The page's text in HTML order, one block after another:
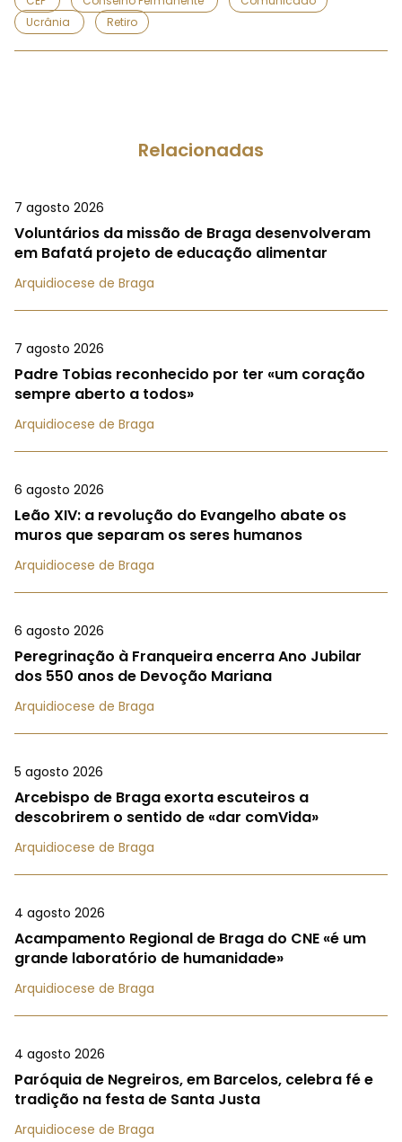
Ucrânia
Retiro
Relacionadas
7 agosto 2026
Voluntários da missão de Braga desenvolveram
em Bafatá projeto de educação alimentar
Arquidiocese de Braga
7 agosto 2026
Padre Tobias reconhecido por ter «um coração
sempre aberto a todos»
Arquidiocese de Braga
6 agosto 2026
Leão XIV: a revolução do Evangelho abate os
muros que separam os seres humanos
Arquidiocese de Braga
6 agosto 2026
Peregrinação à Franqueira encerra Ano Jubilar
dos 550 anos de Devoção Mariana
Arquidiocese de Braga
5 agosto 2026
Arcebispo de Braga exorta escuteiros a
descobrirem o sentido de «dar comVida»
Arquidiocese de Braga
4 agosto 2026
Acampamento Regional de Braga do CNE «é um
grande laboratório de humanidade»
Arquidiocese de Braga
4 agosto 2026
Paróquia de Negreiros, em Barcelos, celebra fé e
tradição na festa de Santa Justa
Arquidiocese de Braga